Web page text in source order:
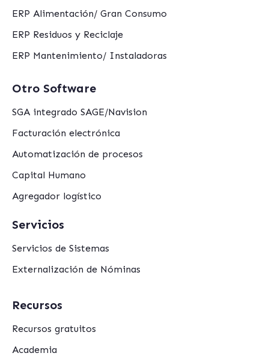
ERP Alimentación/ Gran Consumo
ERP Residuos y Reciclaje
ERP Mantenimiento/ Instaladoras
Otro Software
SGA integrado SAGE/Navision
Facturación electrónica
Automatización de procesos
Capital Humano
Agregador logístico
Servicios
Servicios de Sistemas
Externalización de Nóminas
Recursos
Recursos gratuitos
Academia